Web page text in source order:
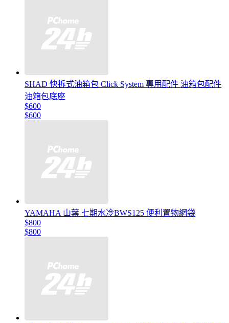
SHAD 快拆式油箱包 Click System 專用配件 油箱包配件
油箱包底座
$600
$600
YAMAHA 山葉 七期水冷BWS125 便利置物網袋
$800
$800